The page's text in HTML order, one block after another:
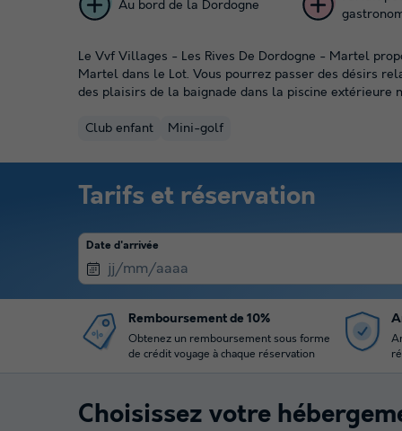
Au bord de la Dordogne
Le Vvf Villages - Les Rives De Dordogne - Martel
Martel dans le Lot. Vous pourrez passer des désirs
des plaisirs de la baignade dans la piscine extérieure
Club enfant Mini-golf
Tarifs et réservation
Date d'arrivée
Remboursement de 10%
Obtenez un remboursement sous forme
de crédit voyage à chaque réservation
Choisissez votre